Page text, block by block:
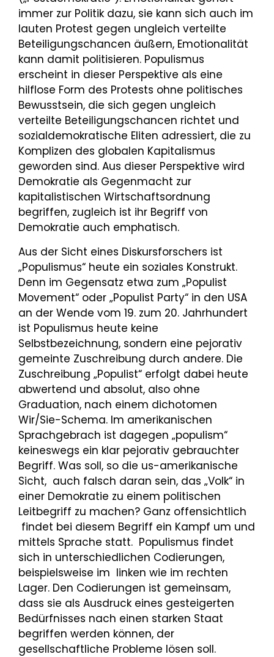
immer zur Politik dazu, sie kann sich auch im
lauten Protest gegen ungleich verteilte
Beteiligungschancen äußern, Emotionalität
kann damit politisieren. Populismus
erscheint in dieser Perspektive als eine
hilflose Form des Protests ohne politisches
Bewusstsein, die sich gegen ungleich
verteilte Beteiligungschancen richtet und
sozialdemokratische Eliten adressiert, die zu
Komplizen des globalen Kapitalismus
geworden sind. Aus dieser Perspektive wird
Demokratie als Gegenmacht zur
kapitalistischen Wirtschaftsordnung
begriffen, zugleich ist ihr Begriff von
Demokratie auch emphatisch.
Aus der Sicht eines Diskursforschers ist
„Populismus“ heute ein soziales Konstrukt.
Denn im Gegensatz etwa zum „Populist
Movement“ oder „Populist Party“ in den USA
an der Wende vom 19. zum 20. Jahrhundert
ist Populismus heute keine
Selbstbezeichnung, sondern eine pejorativ
gemeinte Zuschreibung durch andere. Die
Zuschreibung „Populist“ erfolgt dabei heute
abwertend und absolut, also ohne
Graduation, nach einem dichotomen
Wir/Sie-Schema. Im amerikanischen
Sprachgebrach ist dagegen „populism“
keineswegs ein klar pejorativ gebrauchter
Begriff. Was soll, so die us-amerikanische
Sicht, auch falsch daran sein, das „Volk“ in
einer Demokratie zu einem politischen
Leitbegriff zu machen? Ganz offensichtlich
findet bei diesem Begriff ein Kampf um und
mittels Sprache statt. Populismus findet
sich in unterschiedlichen Codierungen,
beispielsweise im linken wie im rechten
Lager. Den Codierungen ist gemeinsam,
dass sie als Ausdruck eines gesteigerten
Bedürfnisses nach einen starken Staat
begriffen werden können, der
gesellschaftliche Probleme lösen soll.